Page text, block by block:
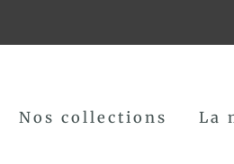
Nos collections La